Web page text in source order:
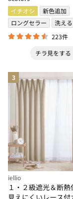
イチオシ
新色追加
ロングセラー
洗える
223件
チラ見をする
3
iellio
１・２級遮光＆断熱
見えにくいレース付